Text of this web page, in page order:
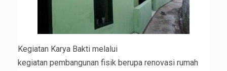
Kegiatan Karya Bakti melalui
kegiatan pembangunan fisik berupa renovasi rumah